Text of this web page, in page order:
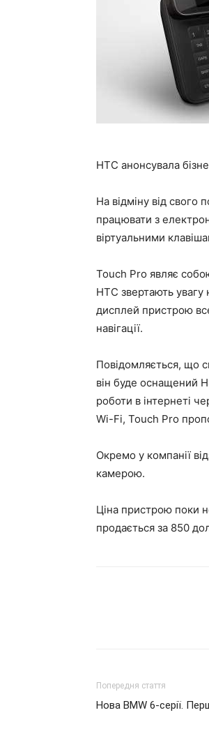
HTC анонсувала
На відміну від свого
працювати з
віртуальними
Touch Pro являє
HTC звертають
дисплей пристрою
навігації.
Повідомляється, що
він буде оснащений
роботи в інтернеті
Wi-Fi, Touch Pro
Окремо у компанії
камерою.
Ціна пристрою поки
продається за 850
Попередня стаття
Нова BMW 6-серії.